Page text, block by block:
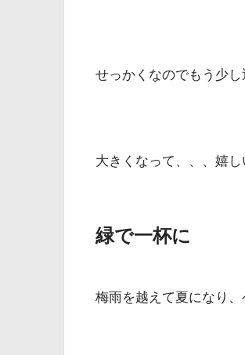
せっかくなのでもう少し
大きくなって、、、嬉
緑で一杯に
梅雨を越えて夏になり、